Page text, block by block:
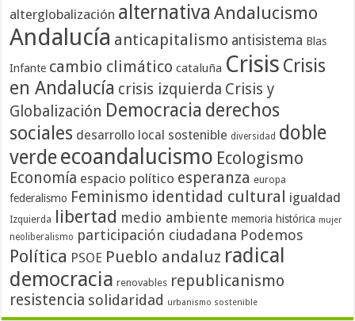
alterglobalización alternativa Andalucismo
Andalucía anticapitalismo antisistema Blas
Infante cambio climático cataluña Crisis Crisis
en Andalucía crisis izquierda Crisis y
Globalización Democracia derechos
sociales desarrollo local sostenible diversidad doble
verdeecoandalucismo Ecologismo
Economía espacio político esperanza europa
federalismo Feminismo identidad cultural igualdad
Izquierda libertad medio ambiente memoria histórica mujer
neoliberalismo participación ciudadana Podemos
Política PSOE Pueblo andaluz radical
democracia renovables republicanismo
resistencia solidaridad urbanismo sostenible